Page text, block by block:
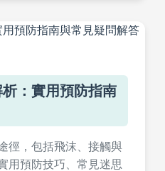
：實用預防指南
徑，包括飛沫、接觸與
用預防技巧、常見迷思